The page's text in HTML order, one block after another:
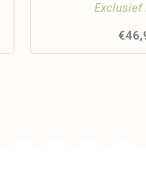
Exclusief
€